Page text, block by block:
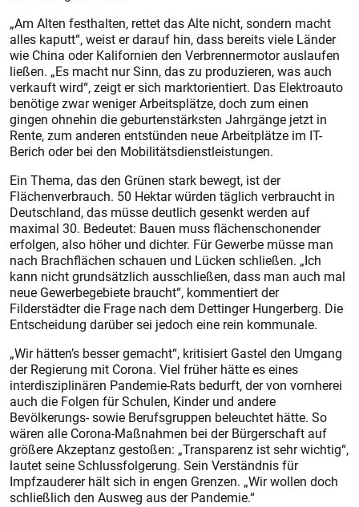
„Am Alten festhalten, rettet das Alte nicht, sondern macht
alles kaputt“, weist er darauf hin, dass bereits viele Länder
wie China oder Kalifornien den Verbrennermotor auslaufen
ließen. „Es macht nur Sinn, das zu produzieren, was auch
verkauft wird“, zeigt er sich marktorientiert. Das Elektroauto
benötige zwar weniger Arbeitsplätze, doch zum einen
gingen ohnehin die geburtenstärksten Jahrgänge jetzt in
Rente, zum anderen entstünden neue Arbeitplätze im IT-
Berich oder bei den Mobilitätsdienstleistungen.
Ein Thema, das den Grünen stark bewegt, ist der
Flächenverbrauch. 50 Hektar würden täglich verbraucht in
Deutschland, das müsse deutlich gesenkt werden auf
maximal 30. Bedeutet: Bauen muss flächenschonender
erfolgen, also höher und dichter. Für Gewerbe müsse man
nach Brachflächen schauen und Lücken schließen. „Ich
kann nicht grundsätzlich ausschließen, dass man auch mal
neue Gewerbegebiete braucht“, kommentiert der
Filderstädter die Frage nach dem Dettinger Hungerberg. Die
Entscheidung darüber sei jedoch eine rein kommunale.
„Wir hätten’s besser gemacht“, kritisiert Gastel den Umgang
der Regierung mit Corona. Viel früher hätte es eines
interdisziplinären Pandemie-Rats bedurft, der von vornherei
auch die Folgen für Schulen, Kinder und andere
Bevölkerungs- sowie Berufsgruppen beleuchtet hätte. So
wären alle Corona-Maßnahmen bei der Bürgerschaft auf
größere Akzeptanz gestoßen: „Transparenz ist sehr wichtig“,
lautet seine Schlussfolgerung. Sein Verständnis für
Impfzauderer hält sich in engen Grenzen. „Wir wollen doch
schließlich den Ausweg aus der Pandemie.“